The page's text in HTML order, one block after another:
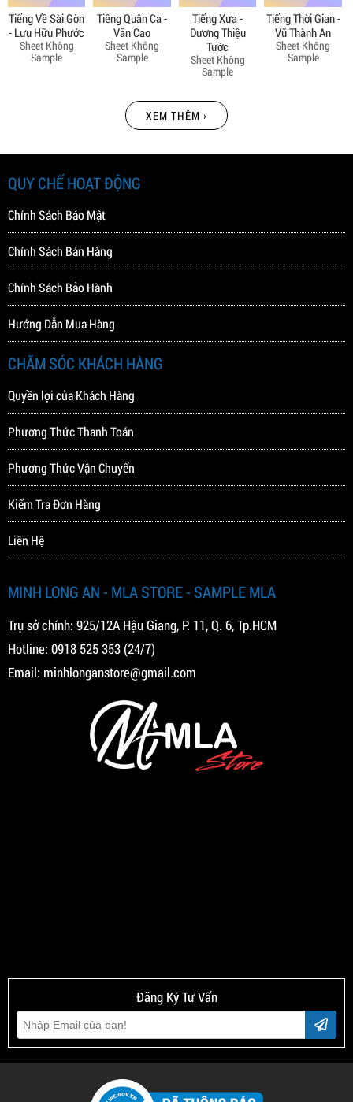
Tiếng Về Sài Gòn
- Lưu Hữu Phước
Sheet Không
Sample
Tiếng Quân Ca -
Văn Cao
Sheet Không
Sample
Tiếng Xưa -
Dương Thiệu
Tước
Sheet Không
Sample
Tiếng Thời Gian -
Vũ Thành An
Sheet Không
Sample
XEM THÊM ›
QUY CHẾ HOẠT ĐỘNG
Chính Sách Bảo Mật
Chính Sách Bán Hàng
Chính Sách Bảo Hành
Hướng Dẫn Mua Hàng
CHĂM SÓC KHÁCH HÀNG
Quyền lợi của Khách Hàng
Phương Thức Thanh Toán
Phương Thức Vận Chuyển
Kiểm Tra Đơn Hàng
Liên Hệ
MINH LONG AN - MLA STORE - SAMPLE MLA
Trụ sở chính: 925/12A Hậu Giang, P. 11, Q. 6, Tp.HCM
Hotline: 0918 525 353 (24/7)
Email: minhlonganstore@gmail.com
Đăng Ký Tư Vấn